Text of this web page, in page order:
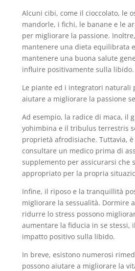
Alcuni cibi, come il cioccolato, le
mandorle, i fichi, le banane e le
per migliorare la passione.
mantenere una dieta equilibrata
mantenere una buona salute
influire positivamente sulla libido.
Le piante ed i integratori naturali
aiutare a migliorare la passione
Ad esempio, la radice di maca, il
yohimbina e il tribulus terrestris
proprietà afrodisiache. Tuttavia,
consultare un medico prima di
supplemento per assicurarsi che
appropriato per la propria
Infine, il riposo e la tranquillità
migliorare la sessualità. Dormire
ridurre lo stress possono
aumentare la fiducia in se stessi,
impatto positivo sulla libido.
In breve, esistono numerosi
possono aiutare a migliorare la